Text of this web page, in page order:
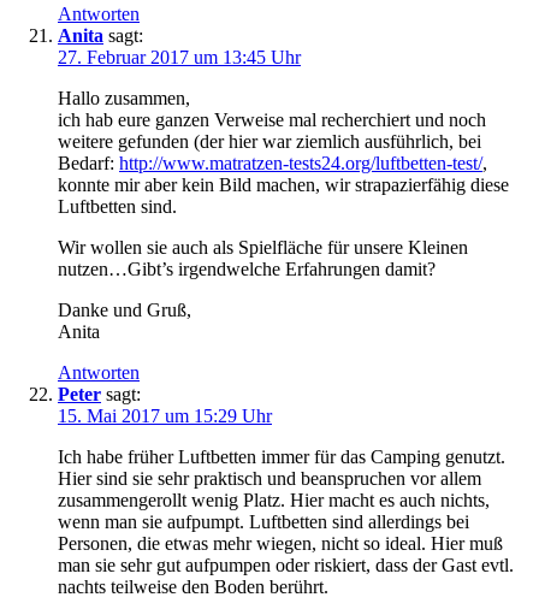
Antworten
Anita sagt:
27. Februar 2017 um 13:45 Uhr
Hallo zusammen,
ich hab eure ganzen Verweise mal recherchiert und noch
weitere gefunden (der hier war ziemlich ausführlich, bei
Bedarf: http://www.matratzen-tests24.org/luftbetten-test/,
konnte mir aber kein Bild machen, wir strapazierfähig diese
Luftbetten sind.
Wir wollen sie auch als Spielfläche für unsere Kleinen
nutzen…Gibt’s irgendwelche Erfahrungen damit?
Danke und Gruß,
Anita
Antworten
Peter sagt:
15. Mai 2017 um 15:29 Uhr
Ich habe früher Luftbetten immer für das Camping genutzt.
Hier sind sie sehr praktisch und beanspruchen vor allem
zusammengerollt wenig Platz. Hier macht es auch nichts,
wenn man sie aufpumpt. Luftbetten sind allerdings bei
Personen, die etwas mehr wiegen, nicht so ideal. Hier muß
man sie sehr gut aufpumpen oder riskiert, dass der Gast evtl.
nachts teilweise den Boden berührt.